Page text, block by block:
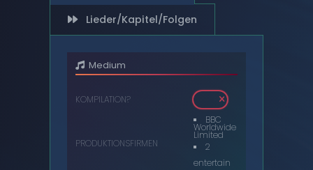
Medium
KOMPILATION?
PRODUKTIONSFIRMEN
BBC
Worldwide
Limited
2
entertain
Lieder/Kapitel/Folgen